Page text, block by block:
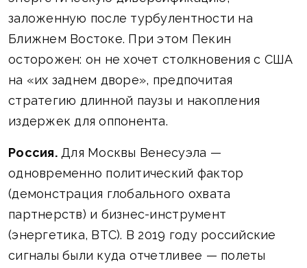
заложенную после турбулентности на
Ближнем Востоке. При этом Пекин
осторожен: он не хочет столкновения с США
на «их заднем дворе», предпочитая
стратегию длинной паузы и накопления
издержек для оппонента.
Россия.Для Москвы Венесуэла —
одновременно политический фактор
(демонстрация глобального охвата
партнерств) и бизнес-инструмент
(энергетика, ВТС). В 2019 году российские
сигналы были куда отчетливее — полеты